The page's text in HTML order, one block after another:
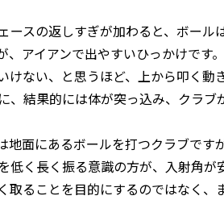
ースの返しすぎが加わると、ボー
、アイアンで出やすいひっかけで
けない、と思うほど、上から叩く
、結果的には体が突っ込み、クラブ
地面にあるボールを打つクラブで
低く長く振る意識の方が、入射角
取ることを目的にするのではなく